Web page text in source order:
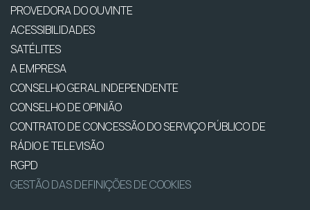
PROVEDORA DO OUVINTE
ACESSIBILIDADES
SATÉLITES
A EMPRESA
CONSELHO GERAL INDEPENDENTE
CONSELHO DE OPINIÃO
CONTRATO DE CONCESSÃO DO SERVIÇO PÚBLICO DE
RÁDIO E TELEVISÃO
RGPD
GESTÃO DAS DEFINIÇÕES DE COOKIES